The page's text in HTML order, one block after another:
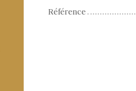
Référence